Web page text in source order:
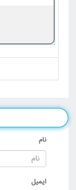
نام
ایمیل